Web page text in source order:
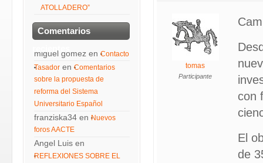
tomas
Participante
con
El
de
ATOLLADERO”
Comentarios
recientes
miguel gomez en Contacto
Tasador en Comentarios
sobre la propuesta de
reforma del Sistema
Universitario Español
franziska34 en Nuevos
foros AACTE
Angel Luis en
REFLEXIONES SOBRE EL